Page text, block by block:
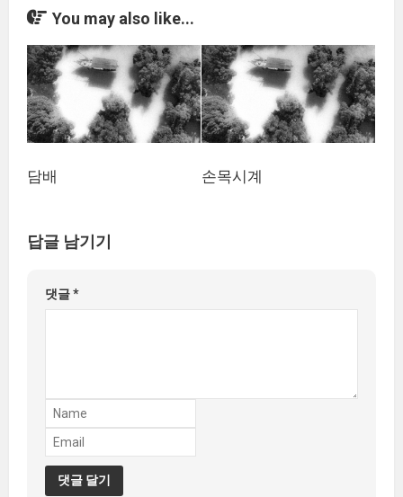
You may also like...
담배 손목시계
답글 남기기
댓글*